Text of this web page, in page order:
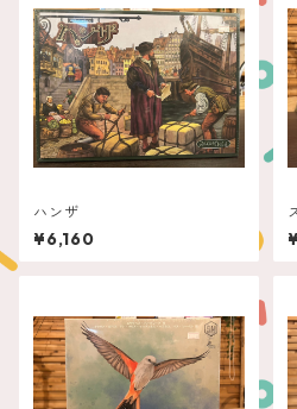
ハンザ
¥6,160